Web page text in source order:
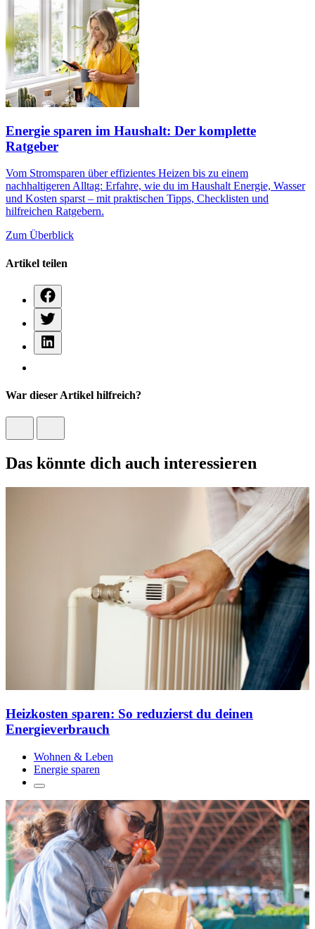
Energie sparen im Haushalt: Der komplette
Ratgeber
Vom Stromsparen über effizientes Heizen bis zu einem
nachhaltigeren Alltag: Erfahre, wie du im Haushalt Energie, Wasser
und Kosten sparst – mit praktischen Tipps, Checklisten und
hilfreichen Ratgebern.
Zum Überblick
Artikel teilen
War dieser Artikel hilfreich?
Das könnte dich auch interessieren
Heizkosten sparen: So reduzierst du deinen
Energieverbrauch
Wohnen & Leben
Energie sparen